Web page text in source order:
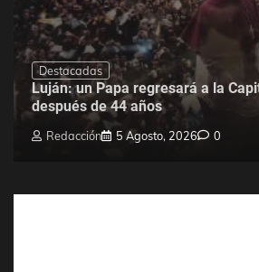
Destacadas
Luján: un Papa regresará a la
después de 44 años
Redacción 5 Agosto, 2026 0